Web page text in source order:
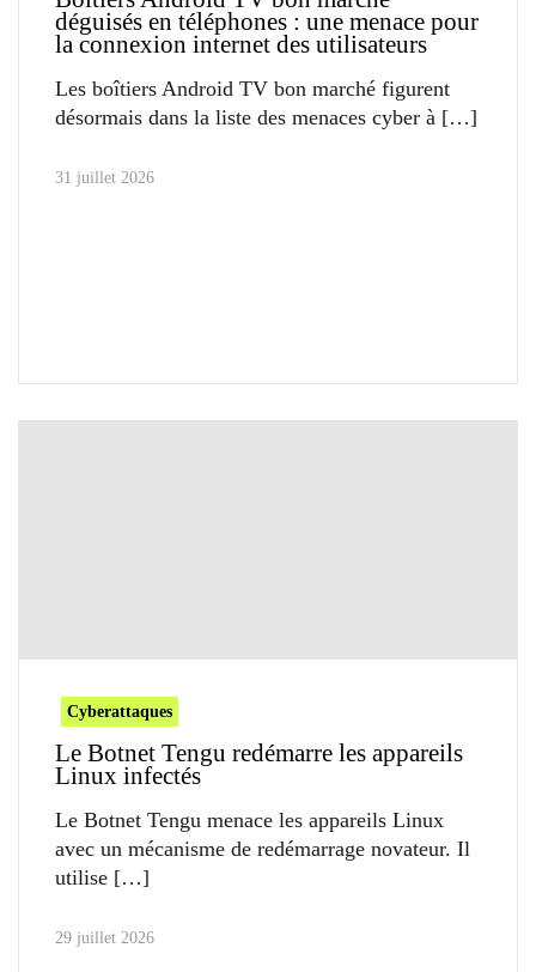
déguisés en téléphones : une menace pour
la connexion internet des utilisateurs
Les boîtiers Android TV bon marché figurent
désormais dans la liste des menaces cyber à
31 juillet 2026
Cyberattaques
Le Botnet Tengu redémarre les appareils
Linux infectés
Le Botnet Tengu menace les appareils Linux
avec un mécanisme de redémarrage novateur. Il
utilise
29 juillet 2026